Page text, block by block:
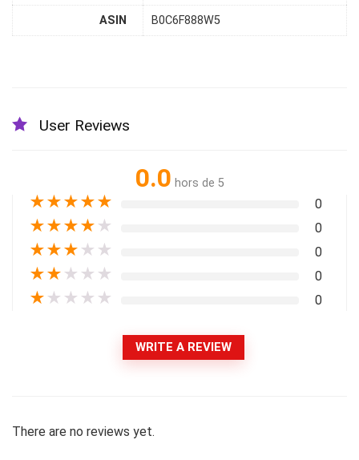
ASIN B0C6F888W5
User Reviews
0.0 hors de 5
★★★★★ 0
★★★★ ★ 0
★★★ ★ ★ 0
★★ ★ ★ ★ 0
★ ★ ★ ★ ★ 0
WRITE A REVIEW
There are no reviews yet.